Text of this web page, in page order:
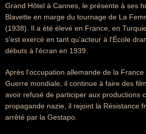
Grand Hôtel à Cannes, le présente à ses
Blavette en marge du tournage de La
(1938). Il a été élevé en France, en
s'est exercé en tant qu'acteur à l'École
débuts à l'écran en 1939.
Après l'occupation allemande de la
Guerre mondiale, il continue à faire des
avoir refusé de participer aux productions
propagande nazie, il rejoint la Résistance
arrêté par la Gestapo.